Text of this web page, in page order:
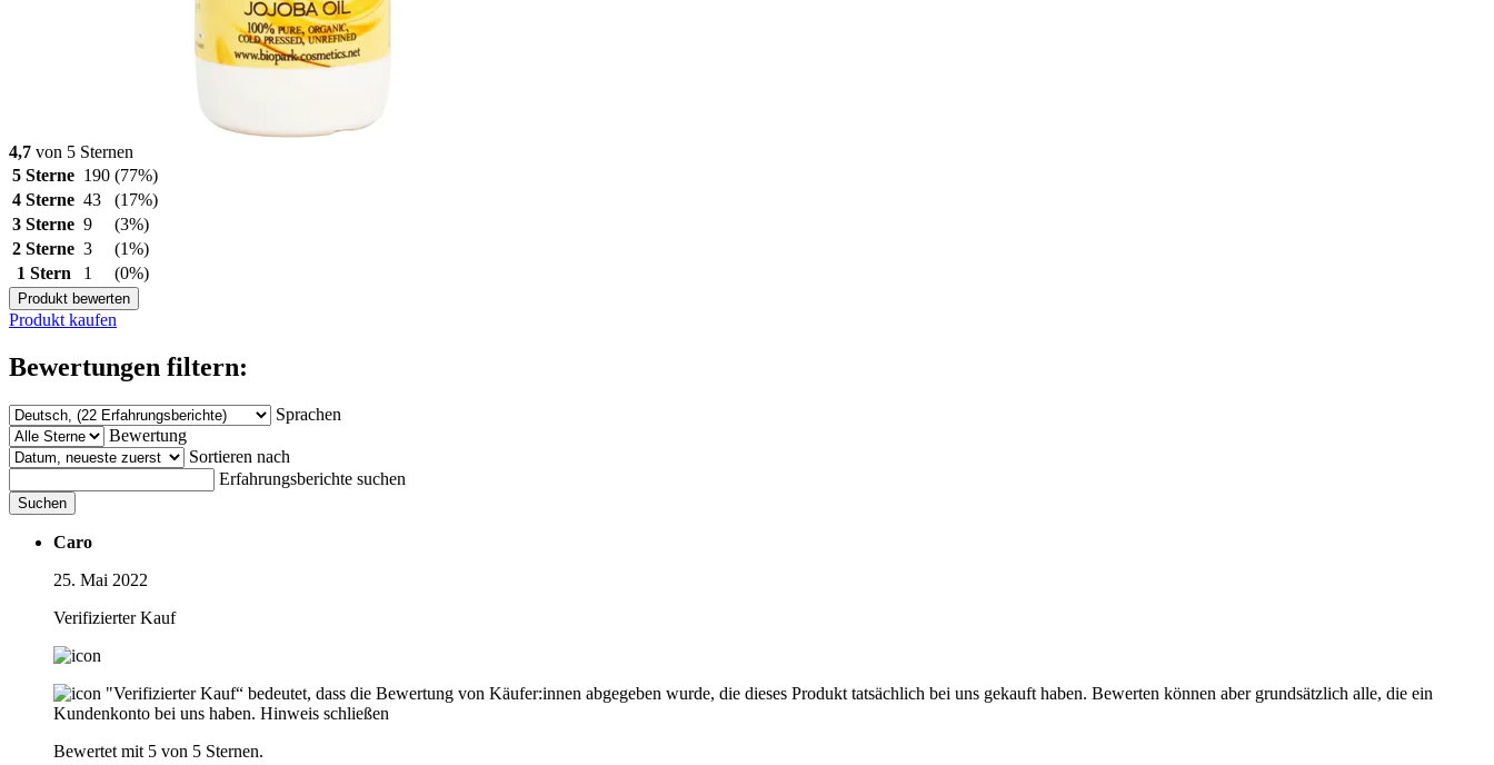
4,7 von 5 Sternen
5 Sterne 190 (77%)
4 Sterne 43
(17%)
3 Sterne 9
(3%)
2 Sterne 3
(1%)
1 Stern
1 (0%)
Produkt bewerten
Produkt kaufen
Bewertungen filtern:
Sprachen
Bewertung
Sortieren nach
Erfahrungsberichte suchen
Suchen
Caro
25. Mai 2022
Verifizierter Kauf
"Verifizierter Kauf“ bedeutet, dass die Bewertung von Käufer:innen abgegeben wurde, die dieses Produkt tatsächlich bei uns gekauft haben. Bewerten können aber grundsätzlich alle, die ein
Kundenkonto bei uns haben. Hinweis schließen
Bewertet mit 5 von 5 Sternen.